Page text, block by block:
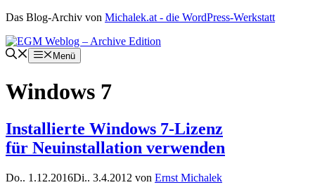
Zum
springen
Das Blog-Archiv von Michalek.at - die WordPress-Werkstatt
Menü
Windows 7
Installierte Windows 7-Lizenz
für Neuinstallation verwenden
Do.. 1.12.2016Di.. 3.4.2012 von Ernst Michalek